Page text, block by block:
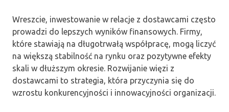
Wreszcie, inwestowanie w relacje z dostawcami często
prowadzi do lepszych wyników finansowych. Firmy,
które stawiają na długotrwałą współpracę, mogą liczyć
na większą stabilność na rynku oraz pozytywne efekty
skali w dłuższym okresie. Rozwijanie więzi z
dostawcami to strategia, która przyczynia się do
wzrostu konkurencyjności i innowacyjności organizacji.